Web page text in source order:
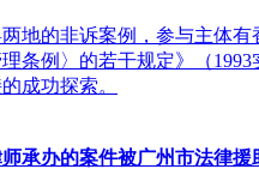
地的非诉案例，参与主体
理条例〉的若干规定》（
成功探索。
承办的案件被广州市法律援